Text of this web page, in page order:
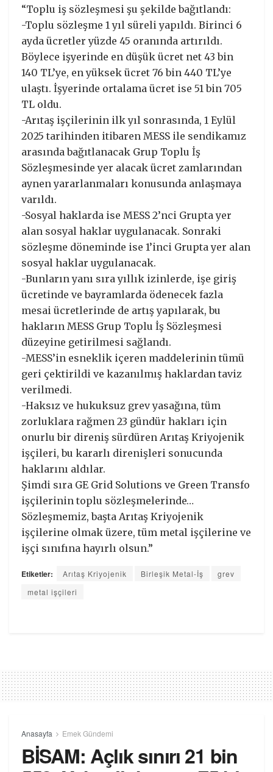
“Toplu iş sözleşmesi şu şekilde bağıtlandı:
-Toplu sözleşme 1 yıl süreli yapıldı. Birinci 6
ayda ücretler yüzde 45 oranında artırıldı.
Böylece işyerinde en düşük ücret net 43 bin
140 TL’ye, en yüksek ücret 76 bin 440 TL’ye
ulaştı. İşyerinde ortalama ücret ise 51 bin 705
TL oldu.
-Arıtaş işçilerinin ilk yıl sonrasında, 1 Eylül
2025 tarihinden itibaren MESS ile sendikamız
arasında bağıtlanacak Grup Toplu İş
Sözleşmesinde yer alacak ücret zamlarından
aynen yararlanmaları konusunda anlaşmaya
varıldı.
-Sosyal haklarda ise MESS 2’nci Grupta yer
alan sosyal haklar uygulanacak. Sonraki
sözleşme döneminde ise 1’inci Grupta yer alan
sosyal haklar uygulanacak.
-Bunların yanı sıra yıllık izinlerde, işe giriş
ücretinde ve bayramlarda ödenecek fazla
mesai ücretlerinde de artış yapılarak, bu
hakların MESS Grup Toplu İş Sözleşmesi
düzeyine getirilmesi sağlandı.
-MESS’in esneklik içeren maddelerinin tümü
geri çektirildi ve kazanılmış haklardan taviz
verilmedi.
-Haksız ve hukuksuz grev yasağına, tüm
zorluklara rağmen 23 gündür hakları için
onurlu bir direniş sürdüren Arıtaş Kriyojenik
işçileri, bu kararlı direnişleri sonucunda
haklarını aldılar.
Şimdi sıra GE Grid Solutions ve Green Transfo
işçilerinin toplu sözleşmelerinde…
Sözleşmemiz, başta Arıtaş Kriyojenik
işçilerine olmak üzere, tüm metal işçilerine ve
işçi sınıfına hayırlı olsun.”
Etiketler: Arıtaş Kriyojenik Birleşik Metal-İş
grev
metal işçileri
Anasayfa Emek Gündemi
BİSAM: Açlık sınırı 21 bin